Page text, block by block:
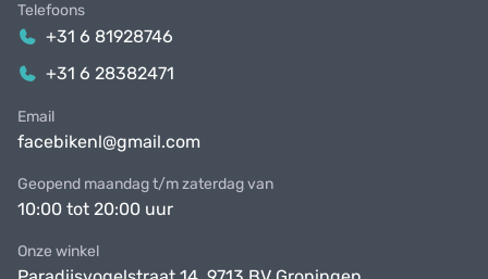
Telefoons
+31 6 81928746
+31 6 28382471
Email
facebikenl@gmail.com
Geopend maandag t/m zaterdag van
10:00 tot 20:00 uur
Onze winkel